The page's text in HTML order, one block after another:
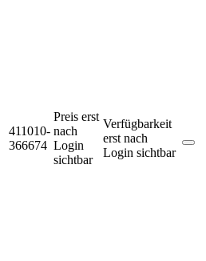
411010-
366674
Preis erst
nach
Login
sichtbar
Verfügbarkeit
erst nach
Login sichtbar